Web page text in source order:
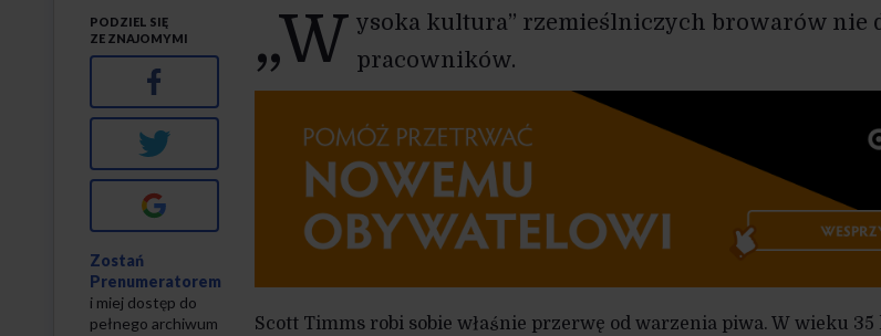
„W ysoka kultura” rzemieślniczych browarów nie
pracowników.
Scott Timms robi sobie właśnie przerwę od warzenia piwa. W wieku
PODZIEL SIĘ
ZE ZNAJOMYMI
Facebook
Twitter
Zostań
Prenumeratorem
i miej dostęp do
pełnego archiwum